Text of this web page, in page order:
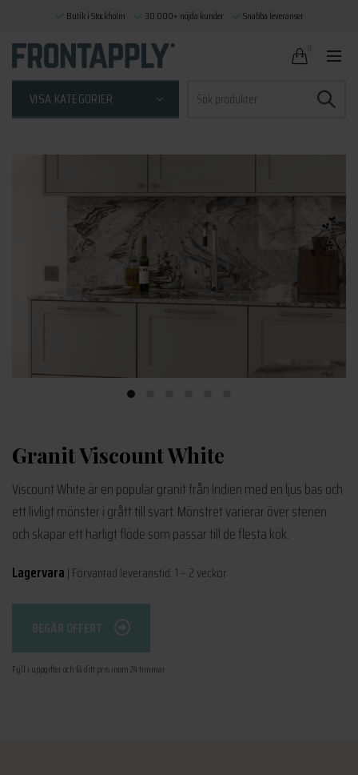
VISA KATEGORIER
efter:
Granit Viscount White
Viscount White är en populär granit från Indien med en ljus bas och
ett livligt mönster i grått till svart. Mönstret varierar över stenen
och skapar ett härligt flöde som passar till de flesta kök.
Lagervara | Förväntad leveranstid: 1 – 2 veckor
BEGÄR OFFERT
Fyll i uppgifter och få ditt pris inom 24 timmar
Butik i Stockholm 30.000+ nöjda kunder Snabba leveranser